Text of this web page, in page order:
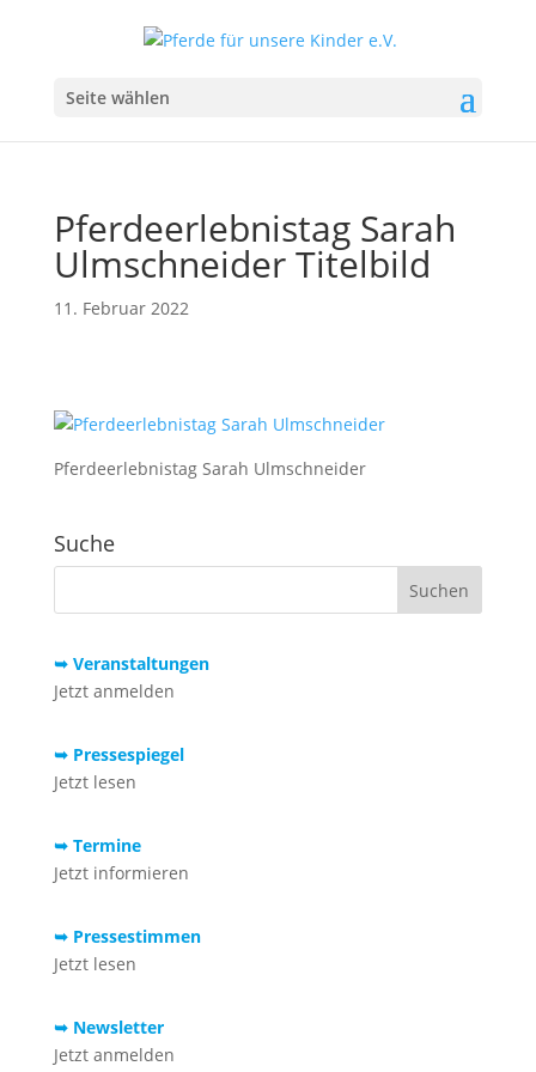
Seite wählen
Pferdeerlebnistag Sarah
Ulmschneider Titelbild
11. Februar 2022
Pferdeerlebnistag Sarah Ulmschneider
Suche
➥ Veranstaltungen
Jetzt anmelden
➥ Pressespiegel
Jetzt lesen
➥ Termine
Jetzt informieren
➥ Pressestimmen
Jetzt lesen
➥ Newsletter
Jetzt anmelden